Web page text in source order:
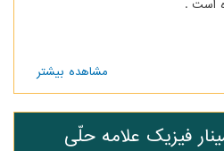
است .
مشاهده بیشتر
پژوهشی
فیزیک علامه حلّی